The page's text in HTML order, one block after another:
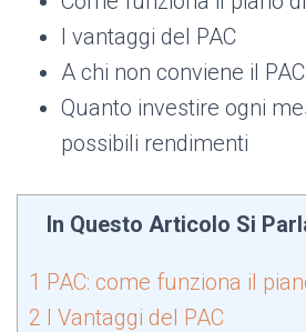
I vantaggi del PAC
A chi non conviene il PAC
Quanto investire ogni
possibili rendimenti
In Questo Articolo Si
1 PAC: come funziona il
2 I Vantaggi del PAC